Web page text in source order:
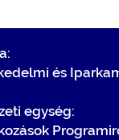
és
egység: